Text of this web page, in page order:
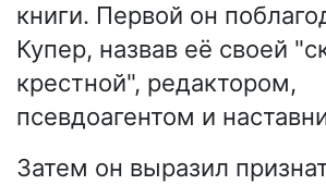
книги. Первой он
Купер, назвав её своей
крестной", редактором,
псевдоагентом и
Затем он выразил